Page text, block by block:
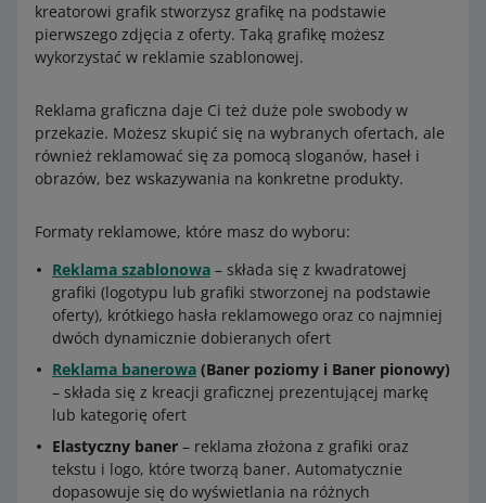
kreatorowi grafik stworzysz grafikę na podstawie
pierwszego zdjęcia z oferty. Taką grafikę możesz
wykorzystać w reklamie szablonowej.
Reklama graficzna daje Ci też duże pole swobody w
przekazie. Możesz skupić się na wybranych ofertach, ale
również reklamować się za pomocą sloganów, haseł i
obrazów, bez wskazywania na konkretne produkty.
Formaty reklamowe, które masz do wyboru:
Reklama szablonowa – składa się z kwadratowej
grafiki (logotypu lub grafiki stworzonej na podstawie
oferty), krótkiego hasła reklamowego oraz co najmniej
dwóch dynamicznie dobieranych ofert
Reklama banerowa (Baner poziomy i Baner pionowy)
– składa się z kreacji graficznej prezentującej markę
lub kategorię ofert
Elastyczny baner – reklama złożona z grafiki oraz
tekstu i logo, które tworzą baner. Automatycznie
dopasowuje się do wyświetlania na różnych